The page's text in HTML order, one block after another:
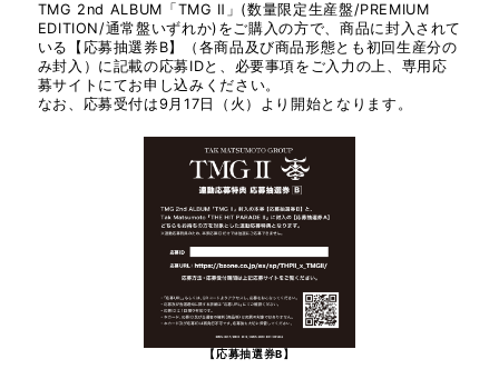
TMG 2nd ALBUM「TMG Ⅱ」(数量限定生産盤/PREMIUM
EDITION/通常盤いずれか)をご購入の方で、商品に封入されて
いる【応募抽選券B】（各商品及び商品形態とも初回生産分の
み封入）に記載の応募IDと、必要事項をご入力の上、専用応
募サイトにてお申し込みください。
なお、応募受付は9月17日（火）より開始となります。
【応募抽選券B】